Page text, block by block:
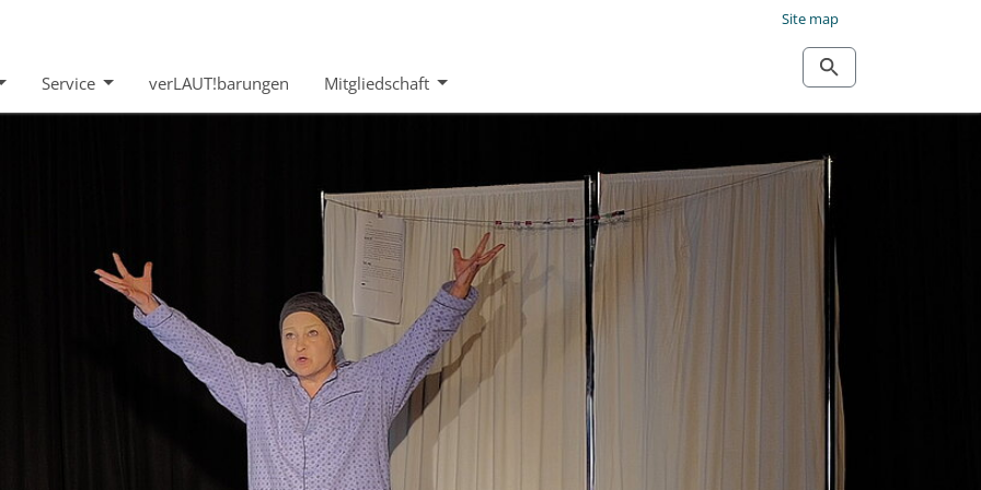
Site map
Service verLAUT!barungen Mitgliedschaft